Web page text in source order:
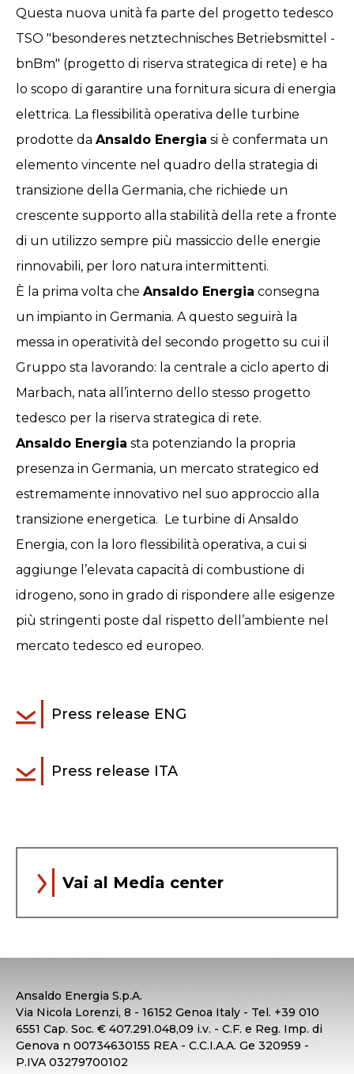
Questa nuova unità fa parte del progetto tedesco
TSO "besonderes netztechnisches Betriebsmittel -
bnBm" (progetto di riserva strategica di rete) e ha
lo scopo di garantire una fornitura sicura di energia
elettrica. La flessibilità operativa delle turbine
prodotte da Ansaldo Energia si è confermata un
elemento vincente nel quadro della strategia di
transizione della Germania, che richiede un
crescente supporto alla stabilità della rete a fronte
di un utilizzo sempre più massiccio delle energie
rinnovabili, per loro natura intermittenti.
È la prima volta che Ansaldo Energia consegna
un impianto in Germania. A questo seguirà la
messa in operatività del secondo progetto su cui il
Gruppo sta lavorando: la centrale a ciclo aperto di
Marbach, nata all’interno dello stesso progetto
tedesco per la riserva strategica di rete.
Ansaldo Energia sta potenziando la propria
presenza in Germania, un mercato strategico ed
estremamente innovativo nel suo approccio alla
transizione energetica. Le turbine di Ansaldo
Energia, con la loro flessibilità operativa, a cui si
aggiunge l’elevata capacità di combustione di
idrogeno, sono in grado di rispondere alle esigenze
più stringenti poste dal rispetto dell’ambiente nel
mercato tedesco ed europeo.
Press release ENG
Press release ITA
Vai al Media center
Ansaldo Energia S.p.A.
Via Nicola Lorenzi, 8 - 16152 Genoa Italy - Tel. +39 010
6551 Cap. Soc. € 407.291.048,09 i.v. - C.F. e Reg. Imp. di
Genova n 00734630155 REA - C.C.I.A.A. Ge 320959 -
P.IVA 03279700102